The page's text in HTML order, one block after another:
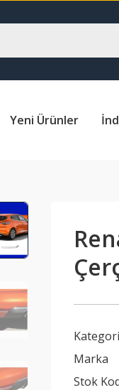
Yeni Ürünler
Kategori
Marka
Stok